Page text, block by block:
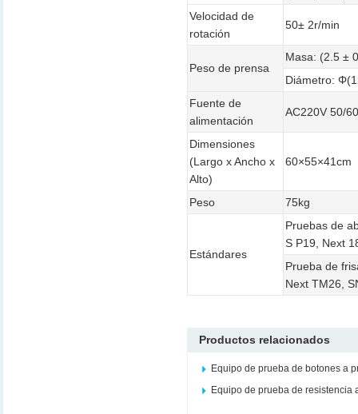
Velocidad de
rotación
50± 2r/min
Peso de prensa
Masa: (2.5 ±
Diámetro:
Fuente de
alimentación
AC220V 50/
Dimensiones
(Largo x Ancho x
Alto)
60×55×41cm
Peso 75kg
Estándares
Pruebas de
S P19, Next
Prueba de
Next TM26,
Productos relacionados
Equipo de prueba de botones a
Equipo de prueba de resistencia